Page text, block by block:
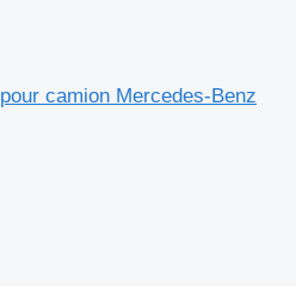
camion Mercedes-Benz